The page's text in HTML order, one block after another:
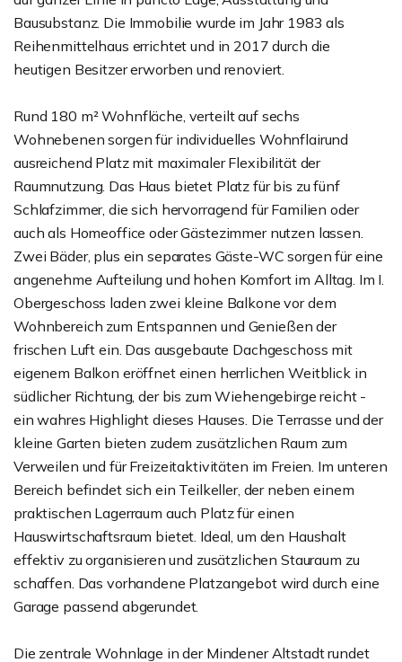
Bausubstanz. Die Immobilie wurde im Jahr 1983 als
Reihenmittelhaus errichtet und in 2017 durch die
heutigen Besitzer erworben und renoviert.
Rund 180 m² Wohnfläche, verteilt auf sechs
Wohnebenen sorgen für individuelles Wohnflairund
ausreichend Platz mit maximaler Flexibilität der
Raumnutzung. Das Haus bietet Platz für bis zu fünf
Schlafzimmer, die sich hervorragend für Familien oder
auch als Homeoffice oder Gästezimmer nutzen lassen.
Zwei Bäder, plus ein separates Gäste-WC sorgen für eine
angenehme Aufteilung und hohen Komfort im Alltag. Im I.
Obergeschoss laden zwei kleine Balkone vor dem
Wohnbereich zum Entspannen und Genießen der
frischen Luft ein. Das ausgebaute Dachgeschoss mit
eigenem Balkon eröffnet einen herrlichen Weitblick in
südlicher Richtung, der bis zum Wiehengebirge reicht -
ein wahres Highlight dieses Hauses. Die Terrasse und der
kleine Garten bieten zudem zusätzlichen Raum zum
Verweilen und für Freizeitaktivitäten im Freien. Im unteren
Bereich befindet sich ein Teilkeller, der neben einem
praktischen Lagerraum auch Platz für einen
Hauswirtschaftsraum bietet. Ideal, um den Haushalt
effektiv zu organisieren und zusätzlichen Stauraum zu
schaffen. Das vorhandene Platzangebot wird durch eine
Garage passend abgerundet.
Die zentrale Wohnlage in der Mindener Altstadt rundet